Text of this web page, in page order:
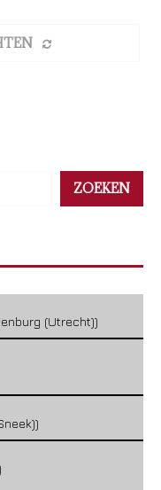
ZOEKEN
(Utrecht))